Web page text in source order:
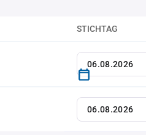
STICHTAG